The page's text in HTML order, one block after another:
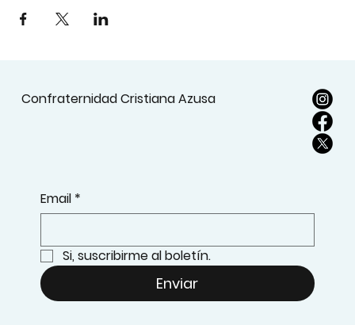
Confraternidad Cristiana Azusa
Email *
Si, suscribirme al boletín.
Enviar